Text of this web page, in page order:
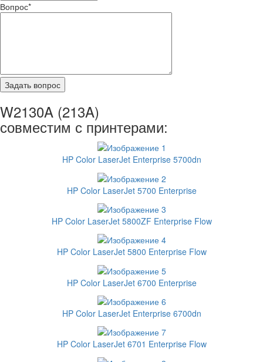
Вопрос*
W2130A (213A)
совместим с принтерами:
HP Color LaserJet Enterprise 5700dn
HP Color LaserJet 5700 Enterprise
HP Color LaserJet 5800ZF Enterprise Flow
HP Color LaserJet 5800 Enterprise Flow
HP Color LaserJet 6700 Enterprise
HP Color LaserJet Enterprise 6700dn
HP Color LaserJet 6701 Enterprise Flow